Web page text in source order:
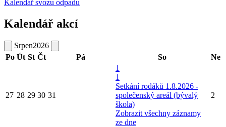
Kalendář svozu odpadu
Kalendář akcí
Srpen2026
Po Út St Čt Pá So Ne
27 28 29 30 31
1
1
Setkání rodáků 1.8.2026 -
společenský areál (bývalý
škola)
Zobrazit všechny záznamy
ze dne
2